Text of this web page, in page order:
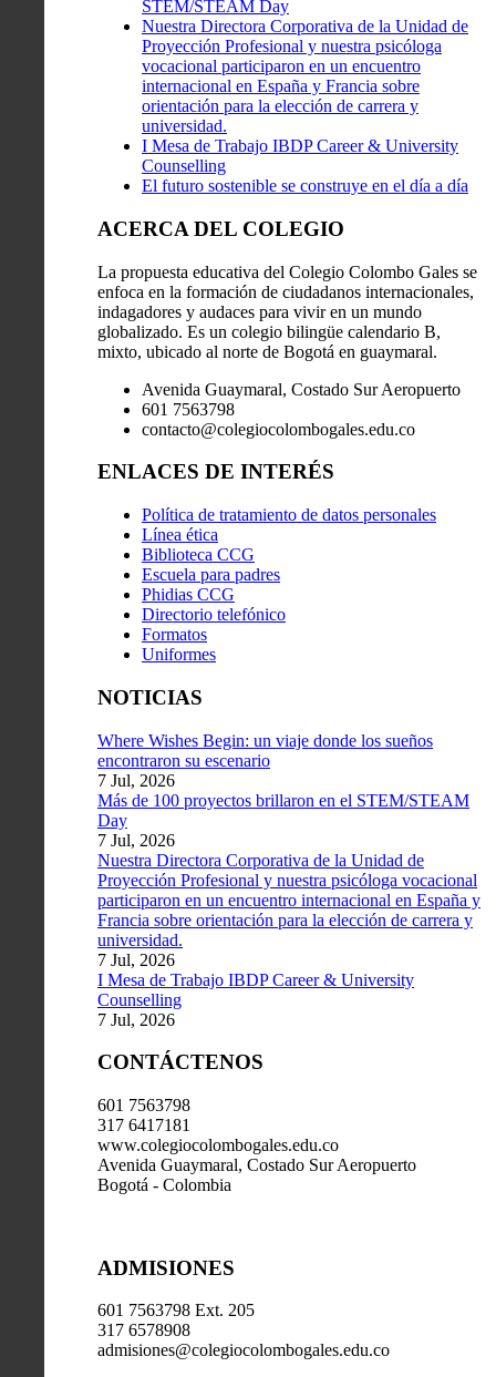
STEM/STEAM Day
Nuestra Directora Corporativa de la Unidad de
Proyección Profesional y nuestra psicóloga
vocacional participaron en un encuentro
internacional en España y Francia sobre
orientación para la elección de carrera y
universidad.
I Mesa de Trabajo IBDP Career & University
Counselling
El futuro sostenible se construye en el día a día
ACERCA DEL COLEGIO
La propuesta educativa del Colegio Colombo Gales se
enfoca en la formación de ciudadanos internacionales,
indagadores y audaces para vivir en un mundo
globalizado. Es un colegio bilingüe calendario B,
mixto, ubicado al norte de Bogotá en guaymaral.
Avenida Guaymaral, Costado Sur Aeropuerto
601 7563798
contacto@colegiocolombogales.edu.co
ENLACES DE INTERÉS
Política de tratamiento de datos personales
Línea ética
Biblioteca CCG
Escuela para padres
Phidias CCG
Directorio telefónico
Formatos
Uniformes
NOTICIAS
Where Wishes Begin: un viaje donde los sueños
encontraron su escenario
7 Jul, 2026
Más de 100 proyectos brillaron en el STEM/STEAM
Day
7 Jul, 2026
Nuestra Directora Corporativa de la Unidad de
Proyección Profesional y nuestra psicóloga vocacional
participaron en un encuentro internacional en España y
Francia sobre orientación para la elección de carrera y
universidad.
7 Jul, 2026
I Mesa de Trabajo IBDP Career & University
Counselling
7 Jul, 2026
CONTÁCTENOS
601 7563798
317 6417181
www.colegiocolombogales.edu.co
Avenida Guaymaral, Costado Sur Aeropuerto
Bogotá - Colombia
ADMISIONES
601 7563798 Ext. 205
317 6578908
admisiones@colegiocolombogales.edu.co